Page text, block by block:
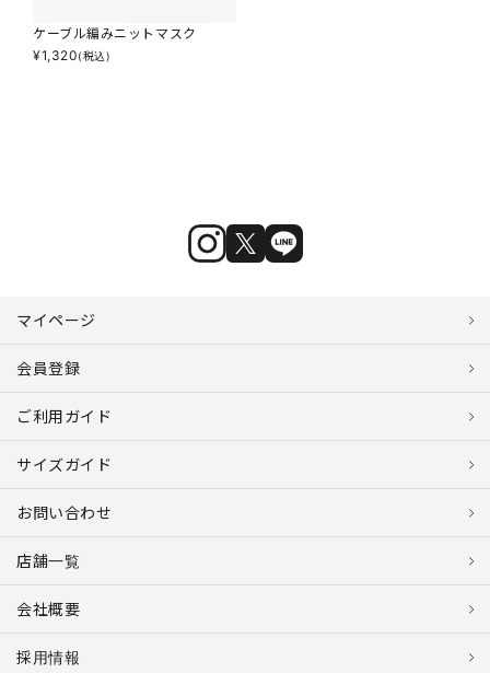
ケーブル編みニットマスク
¥1,320(税込)
マイページ
会員登録
ご利用ガイド
サイズガイド
お問い合わせ
店舗一覧
会社概要
採用情報